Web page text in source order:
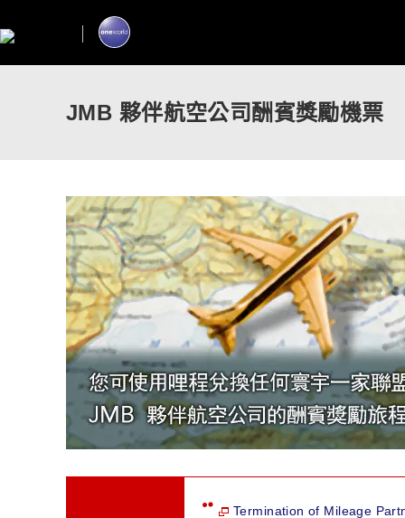
JMB 夥伴航空公司酬賓獎勵機票
Termination of Mileage